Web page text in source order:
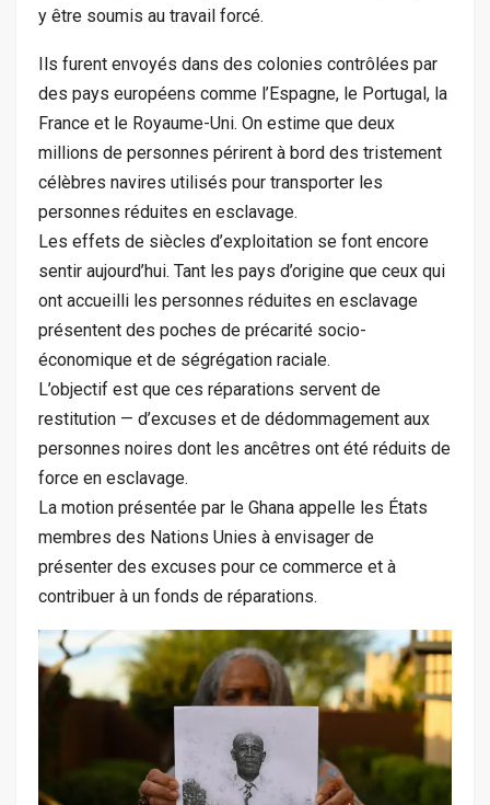
y être soumis au travail forcé.
Ils furent envoyés dans des colonies contrôlées par
des pays européens comme l’Espagne, le Portugal, la
France et le Royaume-Uni. On estime que deux
millions de personnes périrent à bord des tristement
célèbres navires utilisés pour transporter les
personnes réduites en esclavage.
Les effets de siècles d’exploitation se font encore
sentir aujourd’hui. Tant les pays d’origine que ceux qui
ont accueilli les personnes réduites en esclavage
présentent des poches de précarité socio-
économique et de ségrégation raciale.
L’objectif est que ces réparations servent de
restitution — d’excuses et de dédommagement aux
personnes noires dont les ancêtres ont été réduits de
force en esclavage.
La motion présentée par le Ghana appelle les États
membres des Nations Unies à envisager de
présenter des excuses pour ce commerce et à
contribuer à un fonds de réparations.